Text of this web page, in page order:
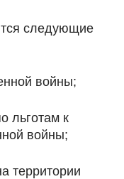
следующие
войны;
льготам к
войны;
территории